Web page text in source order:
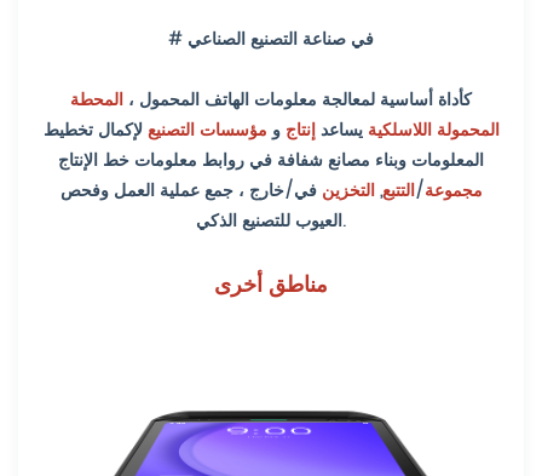
# في صناعة التصنيع الصناعي
كأداة أساسية لمعالجة معلومات الهاتف المحمول ، المحطة
المحمولة اللاسلكية يساعدإنتاج ومؤسسات التصنيعلإكمال تخطيط
المعلومات وبناء مصانع شفافة في روابط معلومات خط الإنتاج
مجموعة/التتبع,التخزين في/خارج ، جمع عملية العمل وفحص
العيوب للتصنيع الذكي.
مناطق أخرى